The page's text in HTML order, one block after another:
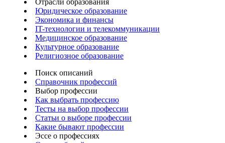
Юридическое образование
Экономика и финансы
IT-технологии и телекоммуникации
Медицинское образование
Культурное образование
Религиозное образование
Поиск описаний
Справочник профессий
Выбор профессии
Как выбрать профессию
Тесты на выбор профессии
Статьи о выборе профессии
Какие бывают профессии
Эссе о профессиях